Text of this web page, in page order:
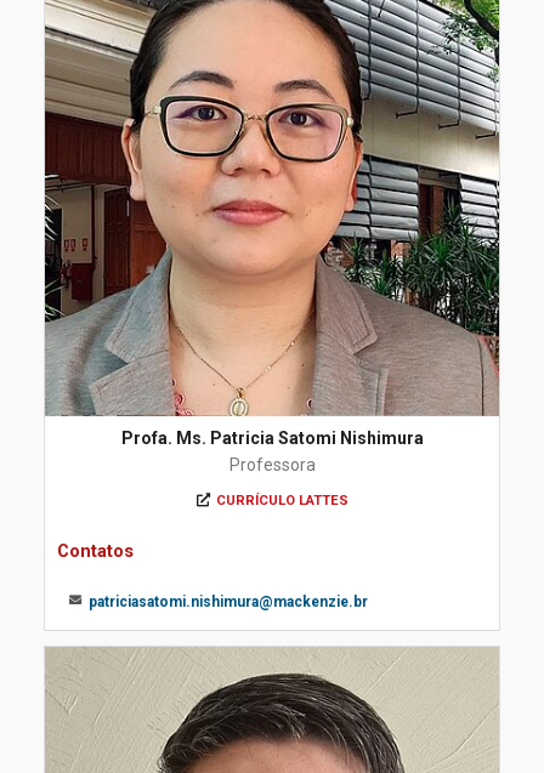
Profa. Ms. Patricia Satomi Nishimura
Professora
CURRÍCULO LATTES
Contatos
patriciasatomi.nishimura@mackenzie.br